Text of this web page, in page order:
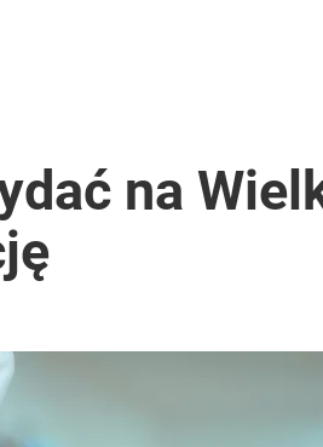
na